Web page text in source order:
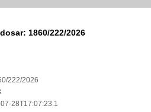
1860/222/2026
222/2026
28T17:07:23.1